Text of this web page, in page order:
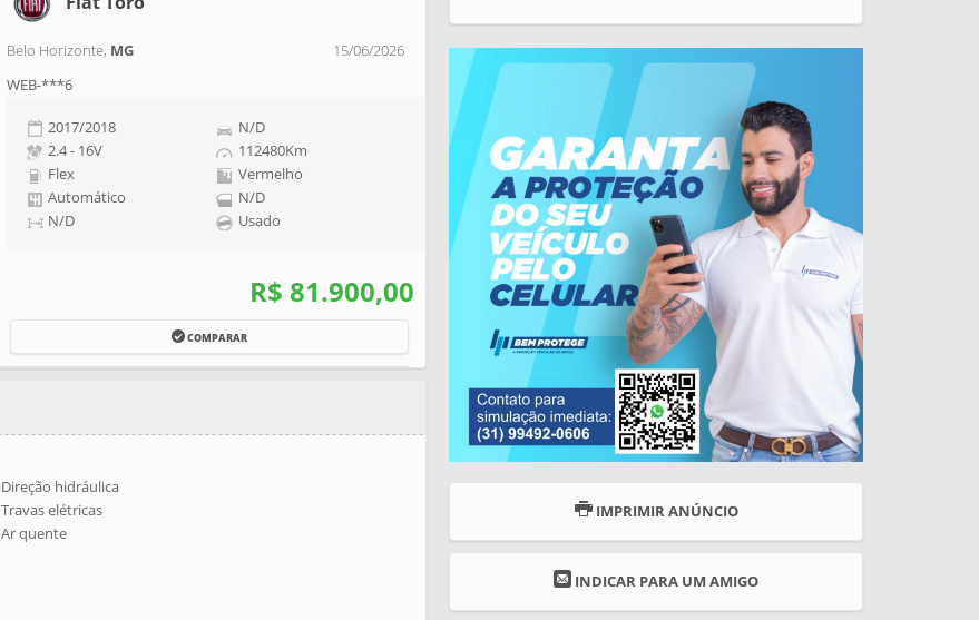
Belo Horizonte, MG
15/06/2026
WEB-***6
2017/2018
2.4 - 16V
Flex
Automático
N/D
N/D
112480Km
Vermelho
N/D
Usado
R$ 81.900,00
COMPARAR
Direção hidráulica
Travas elétricas
Ar quente
IMPRIMIR ANÚNCIO
INDICAR PARA UM AMIGO